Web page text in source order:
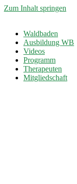
Zum Inhalt springen
Waldbaden
Ausbildung WB
Videos
Programm
Therapeuten
Mitgliedschaft